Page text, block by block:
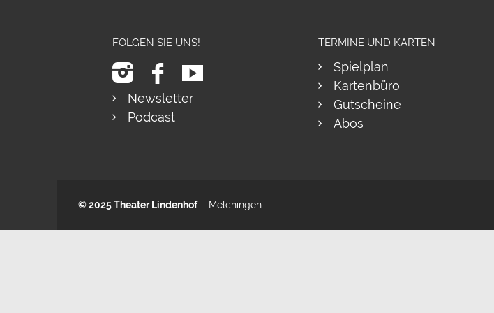
FOLGEN SIE UNS!
Newsletter
Podcast
TERMINE UND KARTEN
Spielplan
Kartenbüro
Gutscheine
Abos
© 2025Theater Lindenhof– Melchingen